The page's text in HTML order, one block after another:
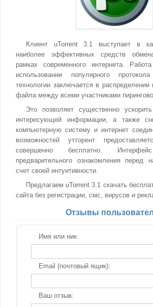
Клиент uTorrent 3.1 выступает в
наиболее эффективных средств
рамках современного интернета.
использовании популярного
технологии заключается в распределении
файла между всеми участниками
Это позволяет существенно
интересующей информации, а также
компьютерную систему и интернет
возможностей утторент
совершенно бесплатно.
предварительного ознакомления перед
счет своей интуитивности.
Предлагаем uTorrent 3.1 скачать
сайта без регистрации, смс, вирусов и
Отзывы
Имя или ник:
Email (почтовый ящик):
Ваш отзыв: